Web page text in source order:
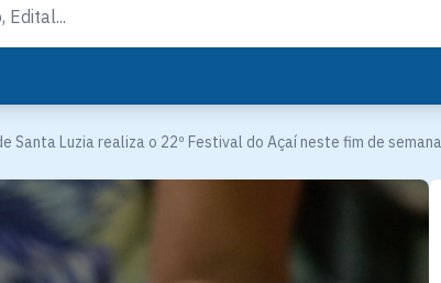
Santa Luzia realiza o 22º Festival do Açaí neste fim de semana